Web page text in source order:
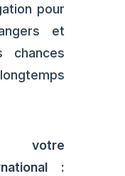
pour
et
chances
votre
: